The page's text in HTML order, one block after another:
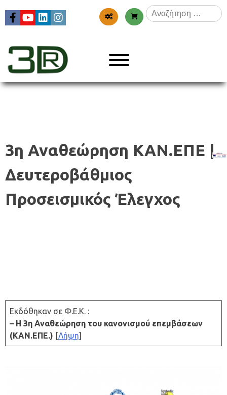
Αναζήτηση
για:
3dr
3η Αναθεώρηση ΚΑΝ.ΕΠΕ |
Δευτεροβάθμιος
Προσεισμικός Έλεγχος
Εκδόθηκαν σε Φ.Ε.Κ. :
– H 3η Αναθεώρηση του κανονισμού επεμβάσεων
(ΚΑΝ.ΕΠΕ.) [Λήψη]